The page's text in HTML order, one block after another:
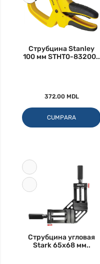
Струбцина Stanley
100 мм STHT0-83200..
372.00 MDL
CUMPARA
Струбцина угловая
Stark 65х68 мм..